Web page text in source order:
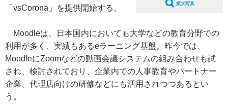
拡大写真
「vsCorona」を提供開始する。
Moodleは、日本国内においても大学などの教育分野での
利用が多く、実績もあるeラーニング基盤。昨今では、
MoodleにZoomなどの動画会議システムの組み合わせも試
され、検討されており、企業内での人事教育やパートナー
企業、代理店向けの研修などにも活用されつつあるとい
う。